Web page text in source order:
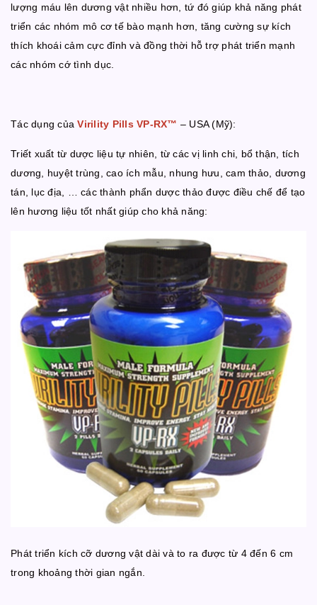
lượng máu lên dương vật nhiều hơn, tứ đó giúp khả năng phát
triển các nhóm mô cơ tế bào mạnh hơn, tăng cường sự kích
thích khoái cảm cực đỉnh và đồng thời hỗ trợ phát triển mạnh
các nhóm cớ tình dục.
Tác dụng củaVirility Pills VP-RX™ – USA (Mỹ):
Triết xuất từ dược liệu tự nhiên, từ các vị linh chi, bổ thận, tích
dương, huyệt trùng, cao ích mẫu, nhung hưu, cam thảo, dương
tán, lục địa, … các thành phẩn dược thảo được điều chế để tạo
lên hương liệu tốt nhất giúp cho khả năng:
Phát triển kích cỡ dương vật dài và to ra được từ 4 đến 6 cm
trong khoảng thời gian ngắn.